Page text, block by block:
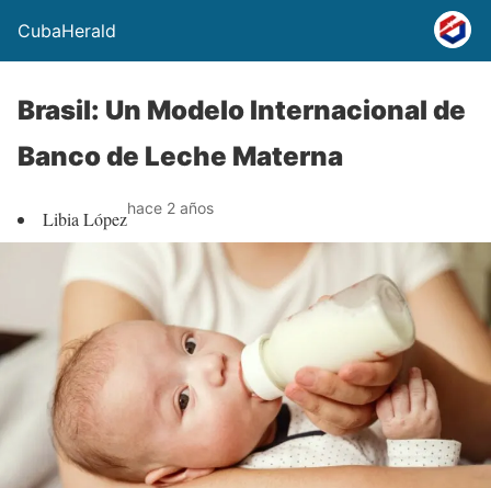
CubaHerald
Brasil: Un Modelo Internacional de
Banco de Leche Materna
Libia Lópezhace 2 años